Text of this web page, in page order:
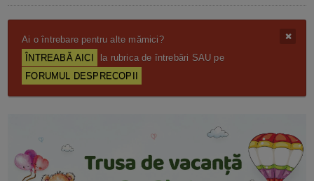
Ai o întrebare pentru alte mămici?
ÎNTREABĂ AICI
la rubrica de întrebări SAU pe
FORUMUL DESPRECOPII